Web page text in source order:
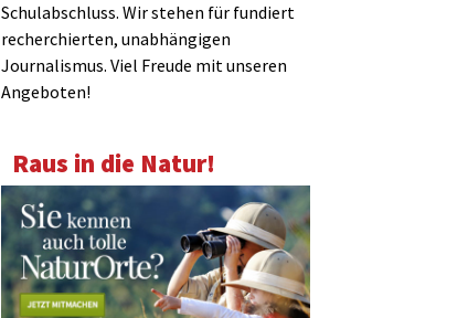
Schulabschluss. Wir stehen für fundiert
recherchierten, unabhängigen
Journalismus. Viel Freude mit unseren
Angeboten!
Raus in die Natur!